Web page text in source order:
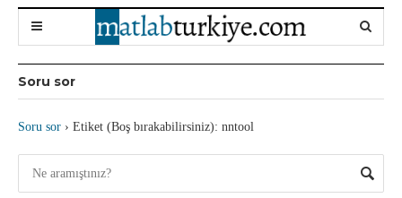
Soru sor
Soru sor › Etiket (Boş bırakabilirsiniz): nntool